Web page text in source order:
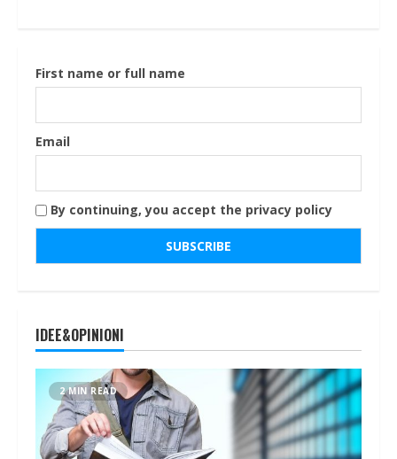
First name or full name
Email
By continuing, you accept the privacy policy
IDEE&OPINIONI
2 MIN READ